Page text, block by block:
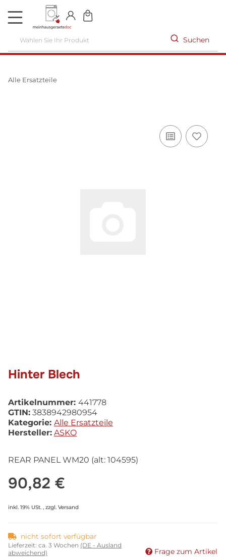
DE
Suchen
Alle Ersatzteile
Hinter Blech
Artikelnummer: 441778
GTIN: 3838942980954
Kategorie: Alle Ersatzteile
Hersteller: ASKO
REAR PANEL WM20 (alt: 104595)
90,82 €
inkl. 19% USt. , zzgl. Versand
nicht sofort verfügbar
Lieferzeit: ca. 3 Wochen (DE - Ausland
abweichend)
Frage zum Artikel